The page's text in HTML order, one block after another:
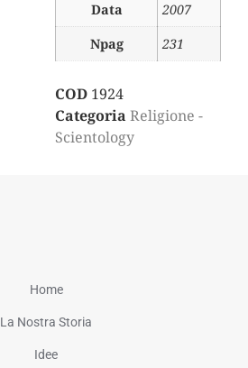
Data
2007
Npag
231
COD 1924
Categoria Religione -
Scientology
Home
La Nostra Storia
Idee